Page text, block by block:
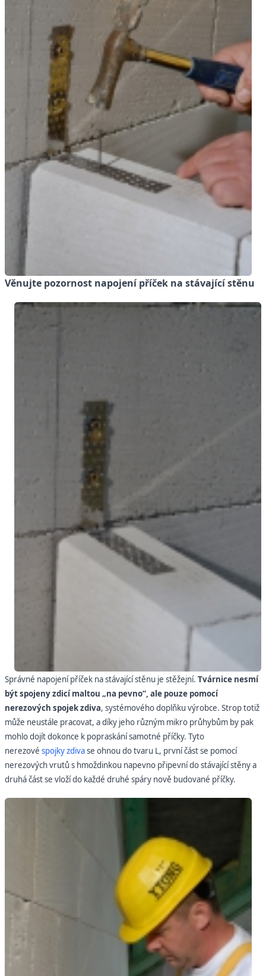
Věnujte pozornost napojení příček na stávající stěnu
Správné napojení příček na stávající stěnu je stěžejní. Tvárnice nesmí
být spojeny zdicí maltou „na pevno“, ale pouze pomocí
nerezových spojek zdiva, systémového doplňku výrobce. Strop totiž
může neustále pracovat, a díky jeho různým mikro průhybům by pak
mohlo dojít dokonce k popraskání samotné příčky. Tyto
nerezové spojky zdivase ohnou do tvaru L, první část se pomocí
nerezových vrutů s hmoždinkou napevno připevní do stávající stěny a
druhá část se vloží do každé druhé spáry nově budované příčky.